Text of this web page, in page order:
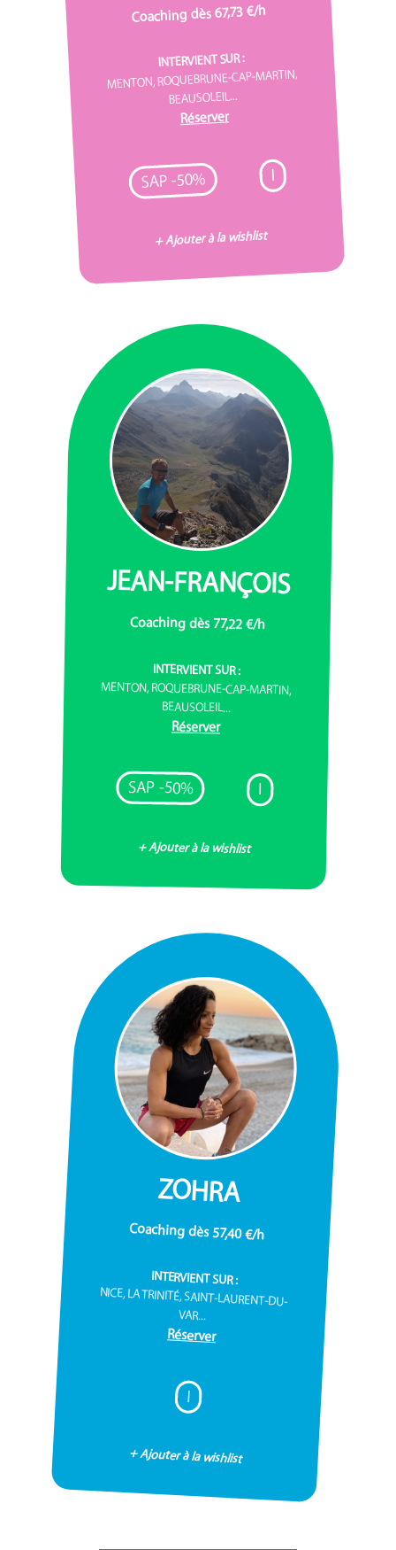
Coaching dès 67,73 €/h
INTERVIENT SUR :
MENTON, ROQUEBRUNE-CAP-MARTIN,
BEAUSOLEIL...
Réserver
SAP -50% I
+ Ajouter à la wishlist
JEAN-FRANÇOIS
Coaching dès 77,22 €/h
INTERVIENT SUR :
MENTON, ROQUEBRUNE-CAP-MARTIN,
BEAUSOLEIL...
Réserver
SAP -50% I
+ Ajouter à la wishlist
ZOHRA
Coaching dès 57,40 €/h
INTERVIENT SUR :
NICE, LA TRINITÉ, SAINT-LAURENT-DU-
VAR...
Réserver
I
+ Ajouter à la wishlist